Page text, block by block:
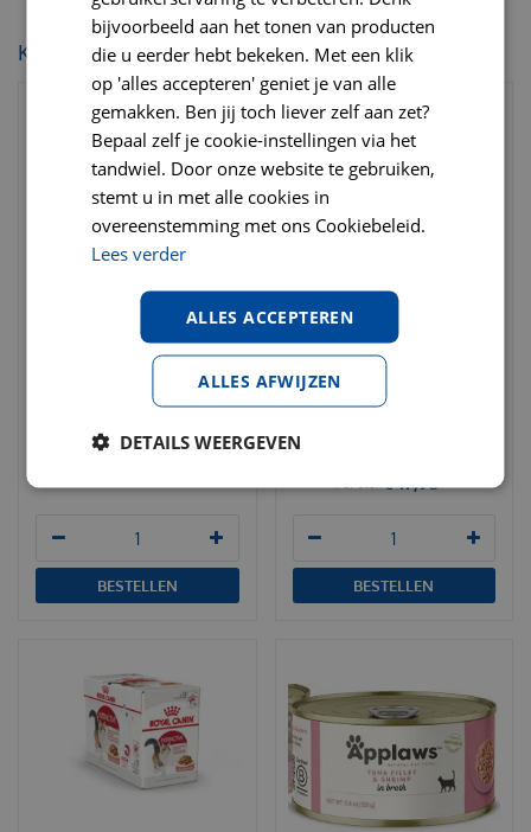
KIJK OOK EENS NAAR:
Royal Canin sterilised in
gravy 12x85 gr Kattenvoer
BESTELLEN
Royal Canin kitten
instinctive 12x85 gr
Kattenvoer
€ 16
€ 17,95
Per stuk
BESTELLEN
bijvoorbeeld aan het tonen van producten
die u eerder hebt bekeken. Met een klik
op 'alles accepteren' geniet je van alle
gemakken. Ben jij toch liever zelf aan zet?
Bepaal zelf je cookie-instellingen via het
tandwiel. Door onze website te gebruiken,
stemt u in met alle cookies in
overeenstemming met ons Cookiebeleid.
Lees verder
ALLES ACCEPTEREN
ALLES AFWIJZEN
DETAILS WEERGEVEN